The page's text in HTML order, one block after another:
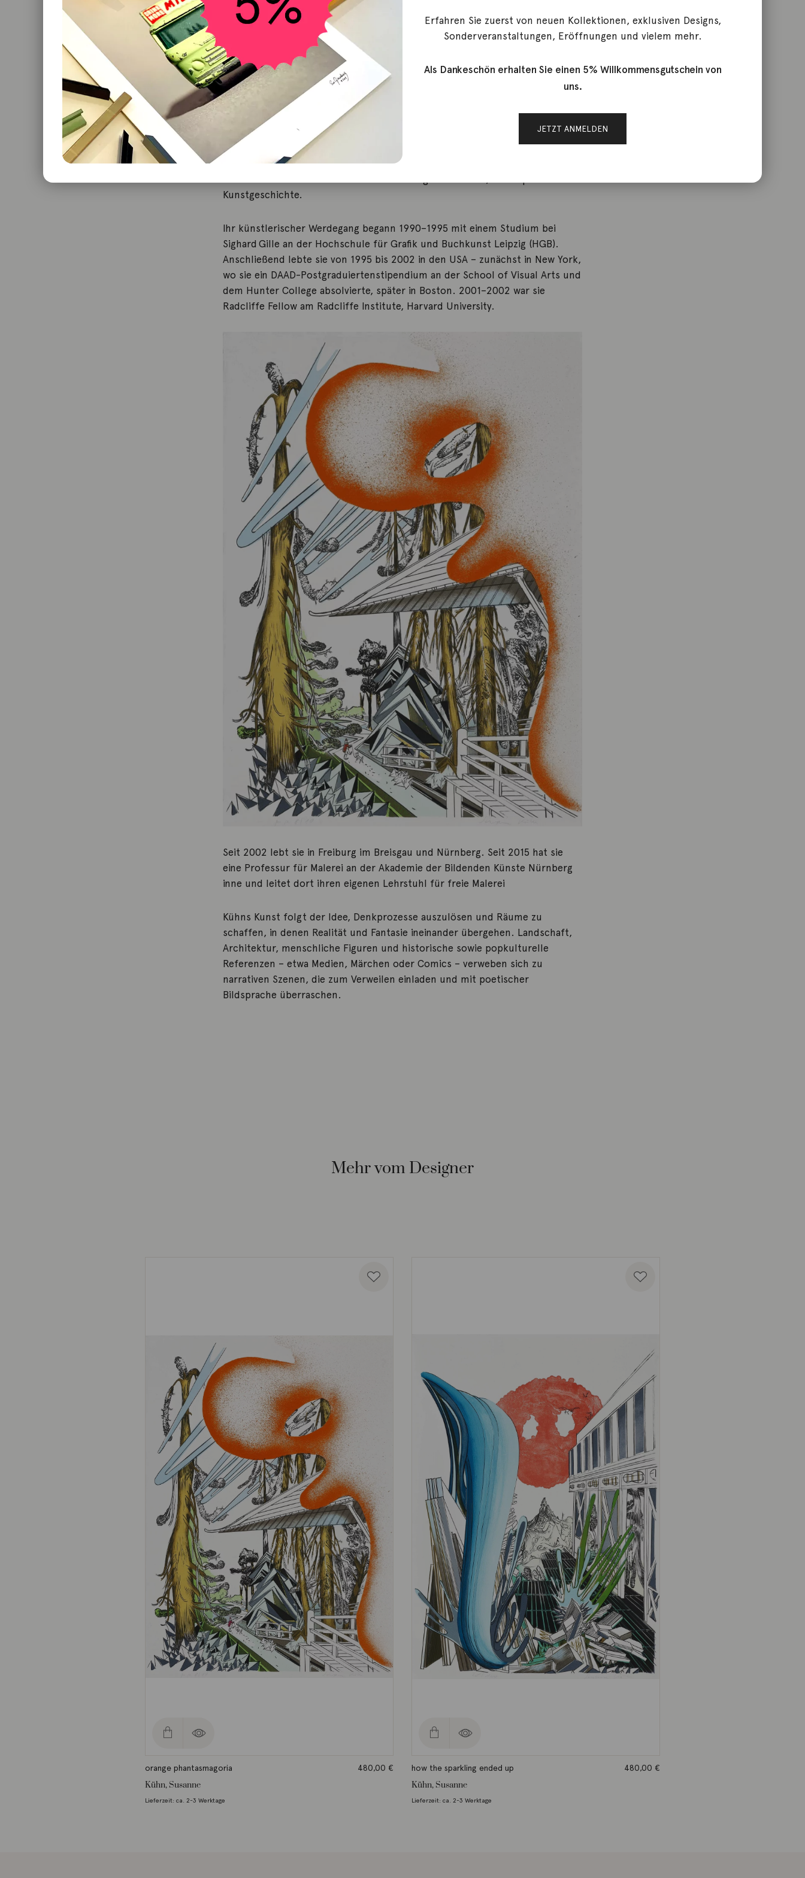
Kühn, Susanne
Susanne Kühn (*1969 in Leipzig) ist eine international anerkannte deutsche
Malerin und Grafik-Künstlerin, die für ihre farbintensiven, meist
großformatigen Werke bekannt ist. Ihr Stil vereint naturalistisch-exakte
Architektur und Naturdarstellungen mit fantasievollen Narrationen,
Kunstgeschichte.
Ihr künstlerischer Werdegang begann 1990–1995 mit einem Studium bei
Sighard Gille an der Hochschule für Grafik und Buchkunst Leipzig (HGB).
Anschließend lebte sie von 1995 bis 2002 in den USA – zunächst in New York,
wo sie ein DAAD-Postgraduiertenstipendium an der School of Visual Arts und
dem Hunter College absolvierte, später in Boston. 2001–2002 war sie
Radcliffe Fellow am Radcliffe Institute, Harvard University.
Seit 2002 lebt sie in Freiburg im Breisgau und Nürnberg. Seit 2015 hat sie
eine Professur für Malerei an der Akademie der Bildenden Künste Nürnberg
inne und leitet dort ihren eigenen Lehrstuhl für freie Malerei
Kühns Kunst folgt der Idee, Denkprozesse auszulösen und Räume zu
schaffen, in denen Realität und Fantasie ineinander übergehen. Landschaft,
Architektur, menschliche Figuren und historische sowie popkulturelle
Referenzen – etwa Medien, Märchen oder Comics – verweben sich zu
narrativen Szenen, die zum Verweilen einladen und mit poetischer
Bildsprache überraschen.
Mehr vom Designer
orange phantasmagoria 480,00 €
Lieferzeit: ca. 2-3 Werktage
Kühn, Susanne
how the sparkling ended up 480,00 €
Lieferzeit: ca. 2-3 Werktage
Kühn, Susanne
Erfahren Sie zuerst von neuen Kollektionen, exklusiven Designs,
Sonderveranstaltungen, Eröffnungen und vielem mehr.
Als Dankeschön erhalten Sie einen 5% Willkommensgutschein von
uns.
JETZT ANMELDEN